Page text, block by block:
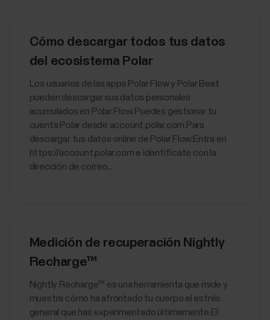
Cómo descargar todos tus datos
del ecosistema Polar
Los usuarios de las apps Polar Flow y Polar Beat
pueden descargar sus datos personales
acumulados en Polar Flow. Puedes gestionar tu
cuenta Polar desde account.polar.com.Para
descargar tus datos online de Polar Flow:Entra en
https://account.polar.com e identifícate con la
dirección de correo...
Medición de recuperación Nightly
Recharge™
​Nightly Recharge™ es una herramienta que mide y
muestra cómo ha afrontado tu cuerpo el estrés
general que has experimentado últimamente.El